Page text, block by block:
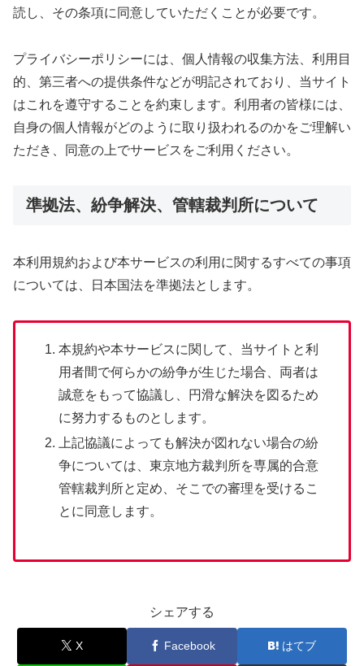
読し、その条項に同意していただくことが必要です。
プライバシーポリシーには、個人情報の収集方法、利用目
的、第三者への提供条件などが明記されており、当サイト
はこれを遵守することを約束します。利用者の皆様には、
自身の個人情報がどのように取り扱われるのかをご理解い
ただき、同意の上でサービスをご利用ください。
準拠法、紛争解決、管轄裁判所について
本利用規約および本サービスの利用に関するすべての事項
については、日本国法を準拠法とします。
本規約や本サービスに関して、当サイトと利
用者間で何らかの紛争が生じた場合、両者は
誠意をもって協議し、円滑な解決を図るため
に努力するものとします。
上記協議によっても解決が図れない場合の紛
争については、東京地方裁判所を専属的合意
管轄裁判所と定め、そこでの審理を受けるこ
とに同意します。
シェアする
X Facebook はてブ